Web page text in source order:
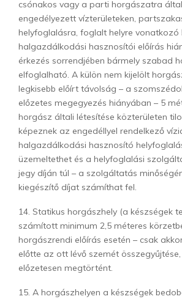
csónakos vagy a parti horgászatra
engedélyezett vízterületeken,
helyfoglalásra, foglalt helyre vonatkozó
halgazdálkodási hasznosítói előírás
érkezés sorrendjében bármely szabad
elfoglalható. A külön nem kijelölt
legkisebb előírt távolság – a
előzetes megegyezés hiányában – 5
horgász általi létesítése közterületen
képeznek az engedéllyel rendelkező
halgazdálkodási hasznosító
üzemeltethet és a helyfoglalási
jegy díján túl – a szolgáltatás
kiegészítő díjat számíthat fel.
14. Statikus horgászhely (a készségek
számított minimum 2,5 méteres
horgászrendi előírás esetén – csak
előtte az ott lévő szemét
előzetesen megtörtént.
15. A horgászhelyen a készségek